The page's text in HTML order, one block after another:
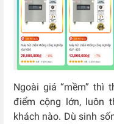
Ngoài giá “mềm” thì
điểm cộng lớn, luôn
khách nào. Dù sinh